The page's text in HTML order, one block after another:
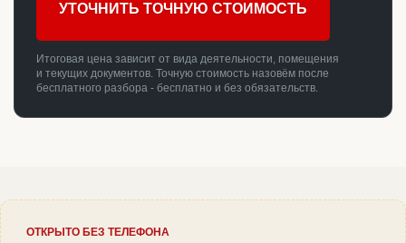
УТОЧНИТЬ ТОЧНУЮ СТОИМОСТЬ
Итоговая цена зависит от вида деятельности, помещения
и текущих документов. Точную стоимость назовём после
бесплатного разбора - бесплатно и без обязательств.
ОТКРЫТО БЕЗ ТЕЛЕФОНА